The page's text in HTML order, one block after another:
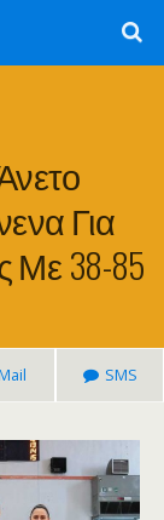
Για
Με 38-85
SMS